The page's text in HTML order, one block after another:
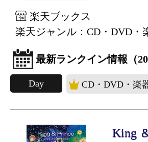
楽天ブックス
楽天ジャンル：CD・DVD・
最新ランクイン情報（
Day CD・DVD・楽
King